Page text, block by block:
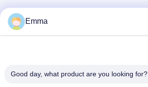
Emma
Good day, what product are you looking for?